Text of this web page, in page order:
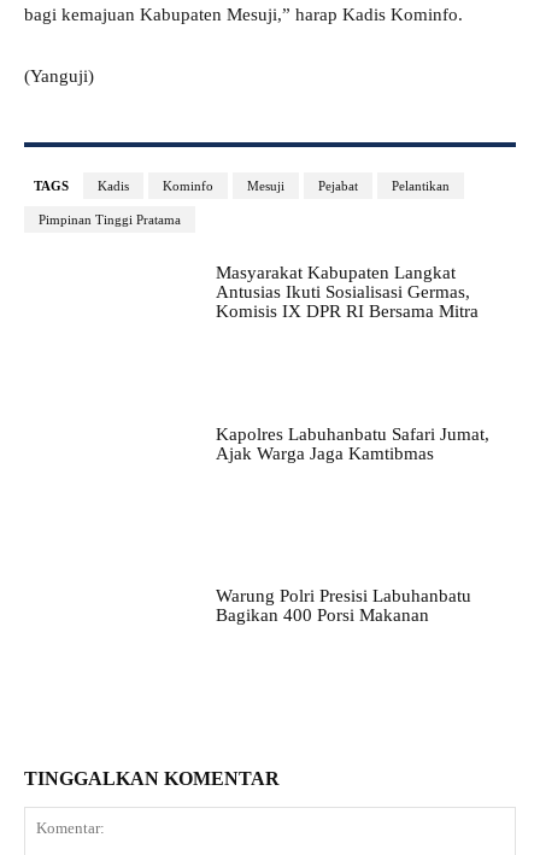
bagi kemajuan Kabupaten Mesuji,” harap Kadis Kominfo.
(Yanguji)
TAGS Kadis Kominfo Mesuji Pejabat Pelantikan
Pimpinan Tinggi Pratama
Masyarakat Kabupaten Langkat
Antusias Ikuti Sosialisasi Germas,
Komisis IX DPR RI Bersama Mitra
Kapolres Labuhanbatu Safari Jumat,
Ajak Warga Jaga Kamtibmas
Warung Polri Presisi Labuhanbatu
Bagikan 400 Porsi Makanan
TINGGALKAN KOMENTAR